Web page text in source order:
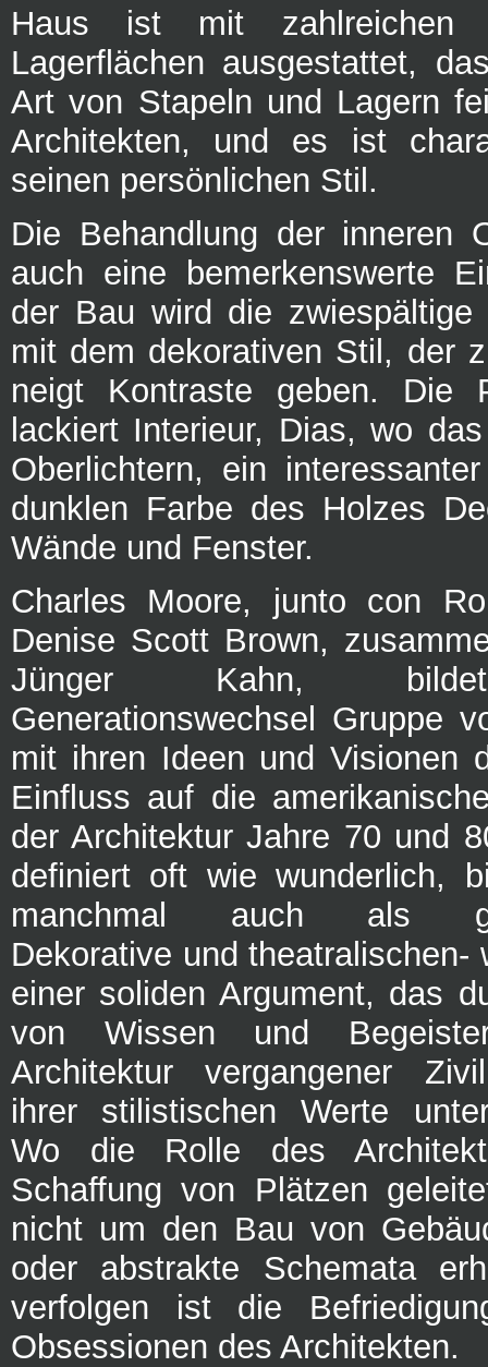
Haus ist mit zahlreichen
Lagerflächen ausgestattet,
Art von Stapeln und Lagern
Architekten, und es ist
seinen persönlichen Stil.
Die Behandlung der inneren
auch eine bemerkenswerte
der Bau wird die zwiespältige
mit dem dekorativen Stil, der
neigt Kontraste geben. Die
lackiert Interieur, Dias, wo
Oberlichtern, ein
dunklen Farbe des Holzes
Wände und Fenster.
Charles Moore, junto con
Denise Scott Brown,
Jünger Kahn,
Generationswechsel Gruppe
mit ihren Ideen und Visionen
Einfluss auf die
der Architektur Jahre 70 und
definiert oft wie wunderlich,
manchmal auch als
Dekorative und theatralischen-
einer soliden Argument, das
von Wissen und
Architektur vergangener
ihrer stilistischen Werte
Wo die Rolle des
Schaffung von Plätzen
nicht um den Bau von
oder abstrakte Schemata
verfolgen ist die
Obsessionen des Architekten.